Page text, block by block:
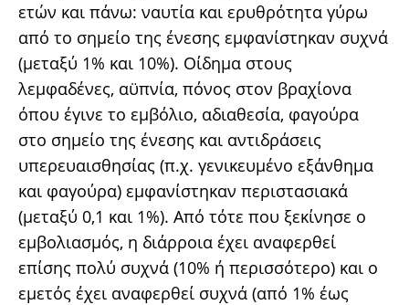
ετών και πάνω: ναυτία και ερυθρότητα γύρω
από το σημείο της ένεσης εμφανίστηκαν συχνά
(μεταξύ 1% και 10%). Οίδημα στους
λεμφαδένες, αϋπνία, πόνος στον βραχίονα
όπου έγινε το εμβόλιο, αδιαθεσία, φαγούρα
στο σημείο της ένεσης και αντιδράσεις
υπερευαισθησίας (π.χ. γενικευμένο εξάνθημα
και φαγούρα) εμφανίστηκαν περιστασιακά
(μεταξύ 0,1 και 1%). Από τότε που ξεκίνησε ο
εμβολιασμός, η διάρροια έχει αναφερθεί
επίσης πολύ συχνά (10% ή περισσότερο) και ο
εμετός έχει αναφερθεί συχνά (από 1% έως